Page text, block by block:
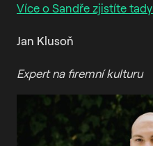
Více o Sandře zjistíte tady
Jan Klusoň
Expert na firemní kulturu